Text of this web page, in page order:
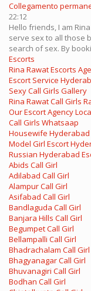
Collegamento
22:12
Hello friends, I am
serve sex to all those
search of sex. By
Escorts
Rina Rawat Escorts
Escort Service
Sexy Call Girls Gallery
Rina Rawat Call Girls
Our Escort Agency
Call Girls Whatsaap
Housewife Hyderabad
Model Girl Escort
Russian Hyderabad
Abids Call Girl
Adilabad Call Girl
Alampur Call Girl
Asifabad Call Girl
Bandlaguda Call Girl
Banjara Hills Call Girl
Begumpet Call Girl
Bellampalli Call Girl
Bhadrachalam Call Girl
Bhagyanagar Call Girl
Bhuvanagiri Call Girl
Bodhan Call Girl